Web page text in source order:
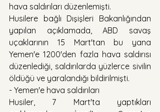
hava saldırıları düzenlemişti.
Husilere bağlı Dışişleri Bakanlığından
yapılan açıklamada, ABD savaş
uçaklarının 15 Mart'tan bu yana
Yemen'e 1200'den fazla hava saldırısı
düzenlediği, saldırılarda yüzlerce sivilin
öldüğü ve yaralandığı bildirilmişti.
- Yemen'e hava saldırıları
Husiler, 7 Mart'ta yaptıkları